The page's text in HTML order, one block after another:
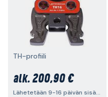
TH-profiili
alk. 200,90 €
Lähetetään 9-16 päivän sisällä